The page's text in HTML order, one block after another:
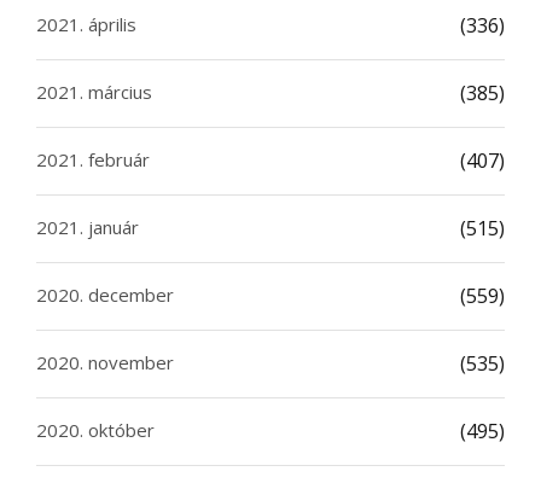
2021. április (336)
2021. március (385)
2021. február (407)
2021. január (515)
2020. december (559)
2020. november (535)
2020. október (495)